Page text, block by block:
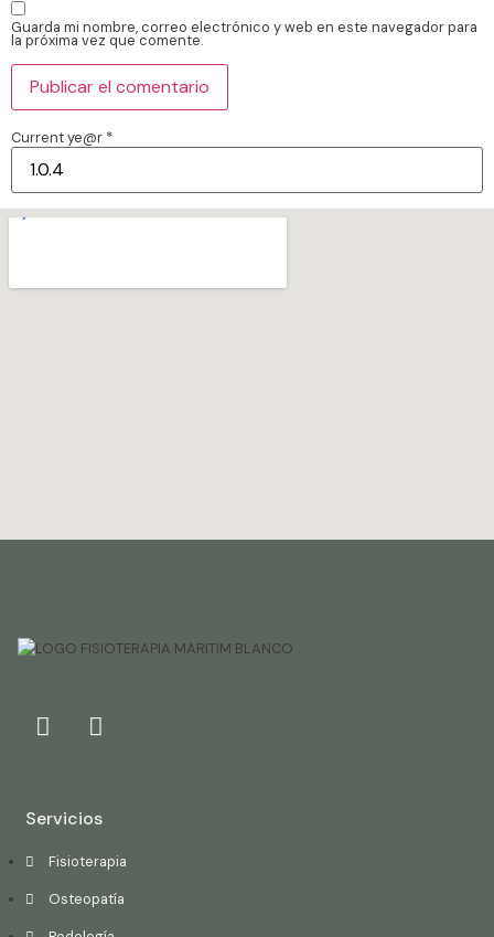
Guarda mi nombre, correo electrónico y web en este navegador para
la próxima vez que comente.
Current ye@r *
Servicios
Fisioterapia
Osteopatía